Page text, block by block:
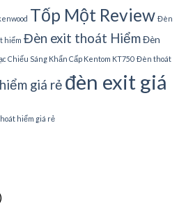
Tốp Một Review Đèn
hiểm Đèn exit thoát HiểmĐèn
Chiếu Sáng Khẩn Cấp Kentom KT750 Đèn thoát
giá rẻ đèn exit giá
hiểm giá rẻ